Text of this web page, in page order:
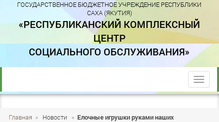
ГОСУДАРСТВЕННОЕ БЮДЖЕТНОЕ УЧРЕЖДЕНИЕ РЕСПУБЛИКИ
САХА (ЯКУТИЯ)
«РЕСПУБЛИКАНСКИЙ КОМПЛЕКСНЫЙ
ЦЕНТР
СОЦИАЛЬНОГО ОБСЛУЖИВАНИЯ»
trk
Главная » Новости » Елочные игрушки руками наших